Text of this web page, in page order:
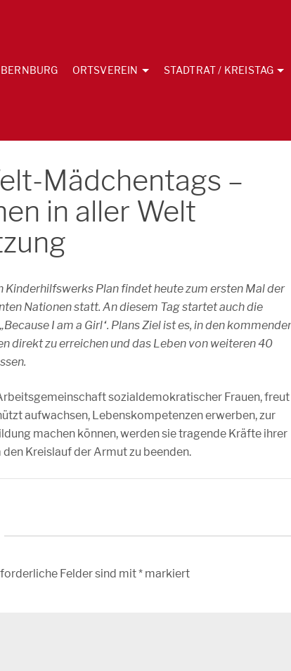
BERNBURG ORTSVEREIN STADTRAT / KREISTAG
Mädchentags –
in aller Welt
Plan findet heute zum ersten Mal der
Nationen statt. An diesem Tag startet auch die
I am a Girl“. Plans Ziel ist es, in den
direkt zu erreichen und das Leben von weiteren 40
sozialdemokratischer Frauen, freut
aufwachsen, Lebenskompetenzen erwerben, zur
machen können, werden sie tragende Kräfte ihrer
Kreislauf der Armut zu beenden.
Felder sind mit* markiert